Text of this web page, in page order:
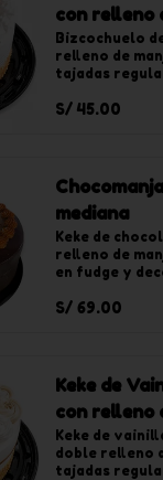
con relleno
mediana
Bizcochuelo
relleno de
tajadas
S/ 45.00
mediana
Keke de
relleno de
en fudge y
S/ 69.00
Keke de
con relleno
manjar
Keke de
doble relleno
tajadas